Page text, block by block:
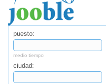
puesto:
medio tiempo
ciudad: